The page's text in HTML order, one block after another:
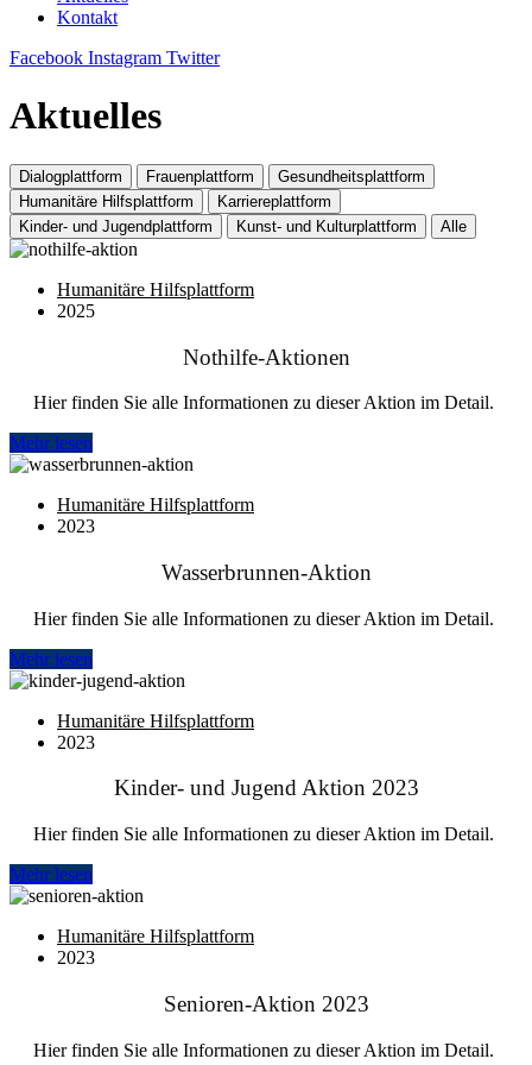
Kontakt
Facebook Instagram Twitter
Aktuelles
Dialogplattform Frauenplattform
Gesundheitsplattform
Humanitäre Hilfsplattform
Karriereplattform
Kinder- und Jugendplattform
Kunst- und Kulturplattform Alle
Humanitäre Hilfsplattform
2025
Nothilfe-Aktionen
Hier finden Sie alle Informationen zu dieser Aktion im Detail.
Mehr lesen
Humanitäre Hilfsplattform
2023
Wasserbrunnen-Aktion
Hier finden Sie alle Informationen zu dieser Aktion im Detail.
Mehr lesen
Humanitäre Hilfsplattform
2023
Kinder- und Jugend Aktion 2023
Hier finden Sie alle Informationen zu dieser Aktion im Detail.
Mehr lesen
Humanitäre Hilfsplattform
2023
Senioren-Aktion 2023
Hier finden Sie alle Informationen zu dieser Aktion im Detail.